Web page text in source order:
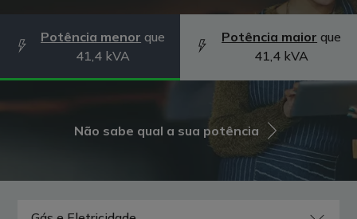
Potência menor que
41,4 kVA
Potência maior que
41,4 kVA
Não sabe qual a sua potência